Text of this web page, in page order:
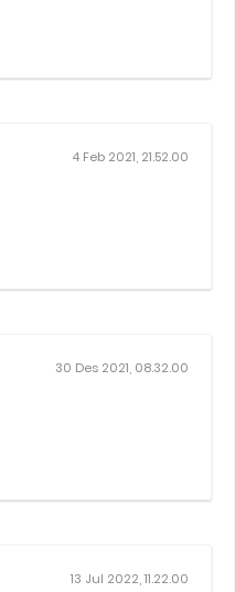
4 Feb 2021, 21.52.00
30 Des 2021, 08.32.00
13 Jul 2022, 11.22.00